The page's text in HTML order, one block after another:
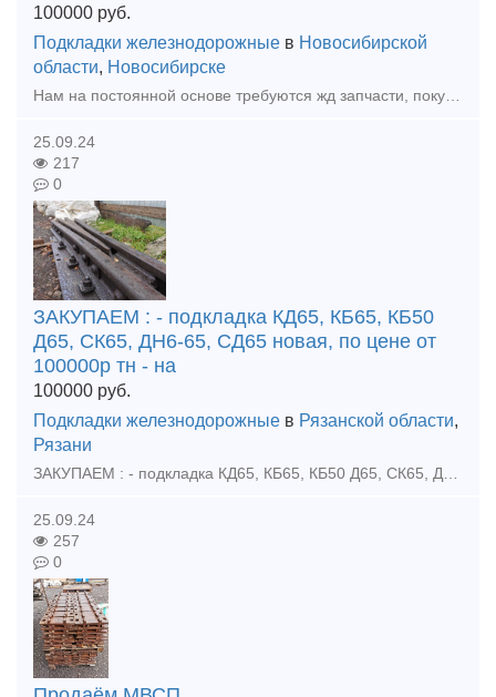
100000 руб.
Подкладки железнодорожные в Новосибирской
области, Новосибирске
Нам на постоянной основе требуются жд запчасти, покупаем Дорого жд колодки, автосцепки, клин ханина, жд подкладки, накладки железнодорожные как новые так и бу. Мы готовы рассмотреть любые ваши предло
25.09.24
217
0
ЗАКУПАЕМ : - подкладка КД65, КБ65, КБ50
Д65, СК65, ДН6-65, СД65 новая, по цене от
100000р тн - на
100000 руб.
Подкладки железнодорожные в Рязанской области,
Рязани
ЗАКУПАЕМ : - подкладка КД65, КБ65, КБ50 Д65, СК65, ДН6-65, СД65 новая, по цене от 100000р тн - накладка 1р65, 2р65, 1р50 новая, по цене от 80000р тн - клемма ПК новая по цене от 100000р тн
25.09.24
257
0